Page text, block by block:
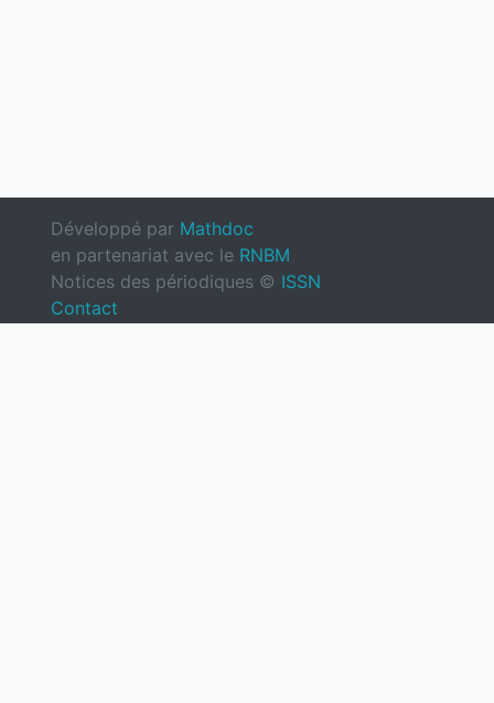
Développé par Mathdoc
en partenariat avec le RNBM
Notices des périodiques © ISSN
Contact